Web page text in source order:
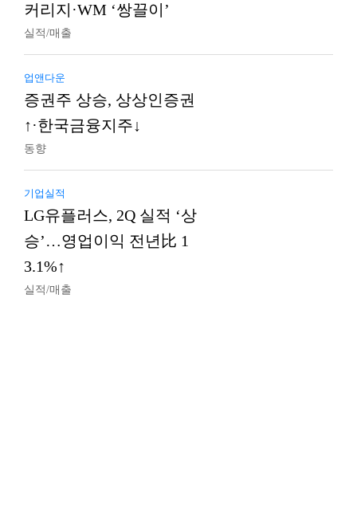
커리지·WM ‘쌍끌이’
실적/매출
업앤다운
증권주 상승, 상상인증권
↑·한국금융지주↓
동향
기업실적
LG유플러스, 2Q 실적 ‘상
승’…영업이익 전년比 1
3.1%↑
실적/매출